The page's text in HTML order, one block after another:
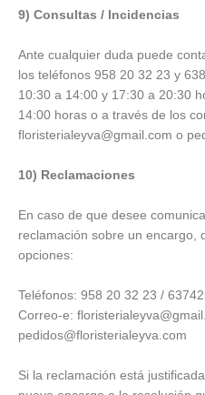
9) Consultas / Incidencias
Ante cualquier duda puede
los teléfonos 958 20 32 23 y
10:30 a 14:00 y 17:30 a 20:30
14:00 horas o a través de los
floristerialeyva@gmail.com o
10) Reclamaciones
En caso de que desee
reclamación sobre un encargo,
opciones:
Teléfonos: 958 20 32 23 /
Correo-e:
pedidos@floristerialeyva.com
Si la reclamación está